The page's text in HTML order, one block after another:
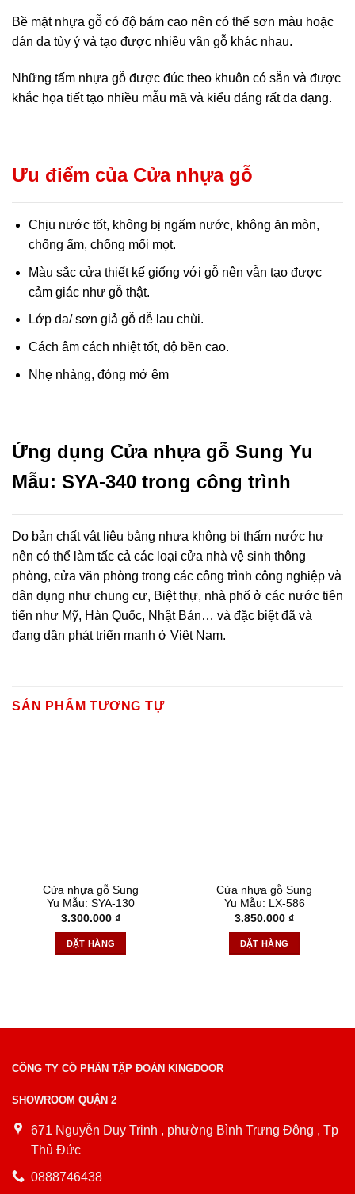
Bề mặt nhựa gỗ có độ bám cao nên có thể sơn màu hoặc
dán da tùy ý và tạo được nhiều vân gỗ khác nhau.
Những tấm nhựa gỗ được đúc theo khuôn có sẵn và được
khắc họa tiết tạo nhiều mẫu mã và kiểu dáng rất đa dạng.
Ưu điểm của Cửa nhựa gỗ
Chịu nước tốt, không bị ngấm nước, không ăn mòn,
chống ẩm, chống mối mọt.
Màu sắc cửa thiết kế giống với gỗ nên vẫn tạo được
cảm giác như gỗ thật.
Lớp da/ sơn giả gỗ dễ lau chùi.
Cách âm cách nhiệt tốt, độ bền cao.
Nhẹ nhàng, đóng mở êm
Ứng dụng Cửa nhựa gỗ Sung Yu
Mẫu: SYA-340 trong công trình
Do bản chất vật liệu bằng nhựa không bị thấm nước hư
nên có thể làm tấc cả các loại cửa nhà vệ sinh thông
phòng, cửa văn phòng trong các công trình công nghiệp và
dân dụng như chung cư, Biệt thự, nhà phố ở các nước tiên
tiến như Mỹ, Hàn Quốc, Nhật Bản… và đặc biệt đã và
đang dần phát triển mạnh ở Việt Nam.
SẢN PHẨM TƯƠNG TỰ
Cửa nhựa gỗ Sung
Yu Mẫu: SYA-130
3.300.000 ₫
ĐẶT HÀNG
Cửa nhựa gỗ Sung
Yu Mẫu: LX-586
3.850.000 ₫
ĐẶT HÀNG
CÔNG TY CỔ PHẦN TẬP ĐOÀN KINGDOOR
SHOWROOM QUẬN 2
671 Nguyễn Duy Trinh , phường Bình Trưng Đông , Tp
Thủ Đức
0888746438